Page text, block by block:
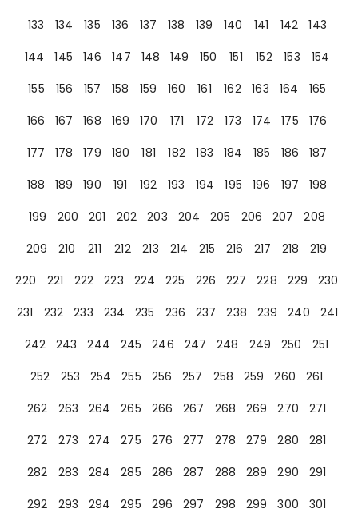
133
134 135 136 137 138 139 140 141 142
143
144
145 146 147 148 149 150 151 152 153
154
155
156 157 158 159 160 161 162 163 164
165
166
167 168 169 170 171 172 173 174 175
176
177
178 179 180 181 182 183 184 185 186
187
188
189 190 191 192 193 194 195 196 197
198
199
200 201 202 203 204 205 206 207
208
209
210 211 212 213 214 215 216 217 218
219
220
221 222 223 224 225 226 227 228 229
230
231
232 233 234 235 236 237 238 239 240
241
242
243 244 245 246 247 248 249 250
251
252
253 254 255 256 257 258 259 260
261
262
263 264 265 266 267 268 269 270
271
272
273 274 275 276 277 278 279 280
281
282
283 284 285 286 287 288 289 290
291
292
293 294 295 296 297 298 299 300 301